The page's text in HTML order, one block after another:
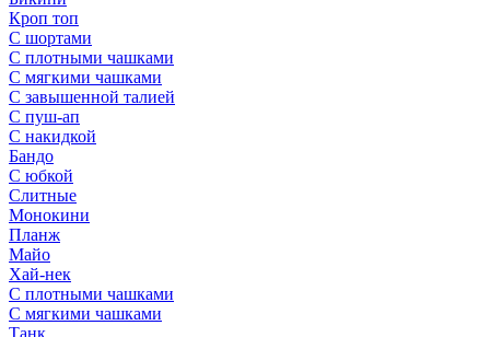
Кроп топ
С шортами
С плотными чашками
С мягкими чашками
С завышенной талией
С пуш-ап
С накидкой
Бандо
С юбкой
Слитные
Монокини
Планж
Майо
Хай-нек
С плотными чашками
С мягкими чашками
Танк